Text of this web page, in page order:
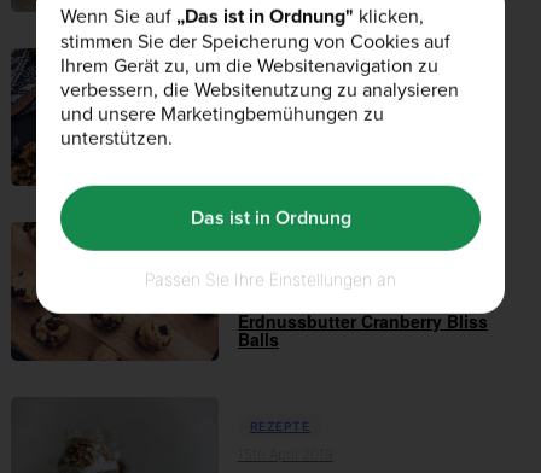
REZEPTE
17th Mai 2019
16th April 2019
Erdnussbutter Cranberry Bliss
Balls
REZEPTE
Wenn Sie auf „Das ist in Ordnung" klicken,
stimmen Sie der Speicherung von Cookies auf
Ihrem Gerät zu, um die Websitenavigation zu
verbessern, die Websitenutzung zu analysieren
und unsere Marketingbemühungen zu
unterstützen.
Passen Sie Ihre Einstellungen an
Das ist in Ordnung